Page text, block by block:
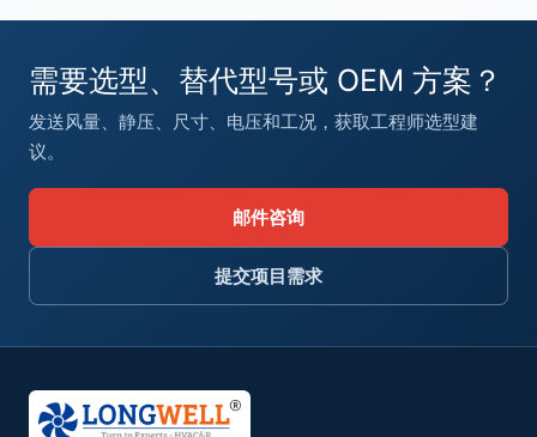
需要选型、替代型号或 OEM 方案？
发送风量、静压、尺寸、电压和工况，获取工程师选型建
议。
邮件咨询
提交项目需求